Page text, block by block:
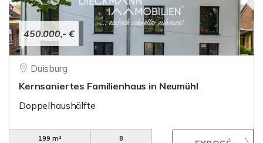
450.000,- €
Duisburg
Kernsaniertes Familienhaus in Neumühl
Doppelhaushälfte
199 m²
8